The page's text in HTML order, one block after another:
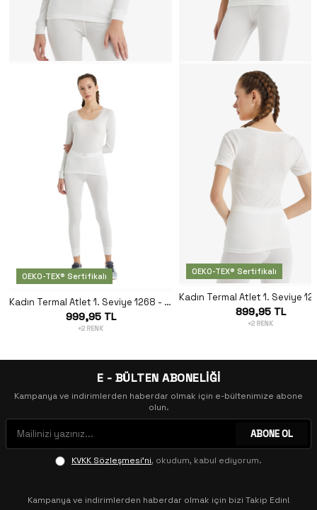
OEKO-TEX® Sertifikalı
Kadın Termal Atlet 1. Seviye 1268 - Beyaz
999,95 TL
+2 RENK
OEKO-TEX® Sertifikalı
899,95 TL
+2 RENK
E - BÜLTEN ABONELİĞİ
Kampanya ve indirimlerden haberdar olmak için e-bültenimize abone
olun.
ABONE OL
KVKK Sözleşmesi'ni, okudum, kabul ediyorum.
Kampanya ve indirimlerden haberdar olmak için bizi Takip Edin!